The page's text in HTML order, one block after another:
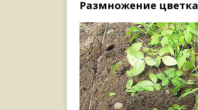
Размножение цветка